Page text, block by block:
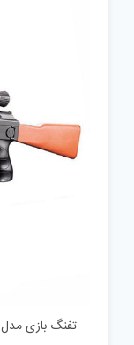
تفنگ بازی مدل AK47